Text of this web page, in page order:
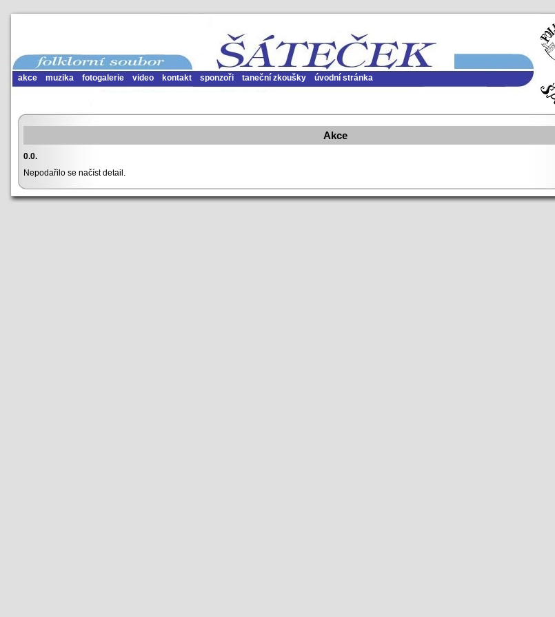
akce muzika fotogalerie video kontakt sponzoři taneční zkoušky úvodní stránka
Akce
0.0.
Nepodařilo se načíst detail.